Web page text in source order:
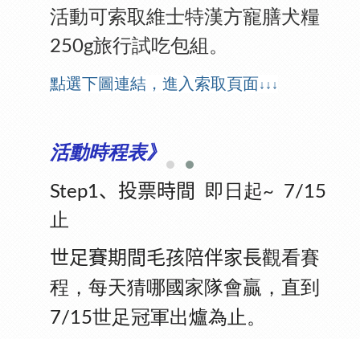
活動可索取維士特漢方寵膳犬糧
250g旅行試吃包組。
點選下圖連結，進入索取頁面↓↓↓
活動時程表》
Step1、投票時間 即日起~ 7/15
止
世足賽期間毛孩陪伴家長觀看賽
程，每天猜哪國家隊會贏，直到
7/15世足冠軍出爐為止。